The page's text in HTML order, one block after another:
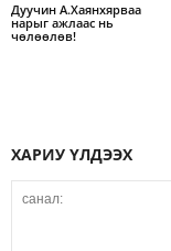
Дуучин А.Хаянхярваа
нарыг ажлаас нь
чөлөөлөв!
ХАРИУ ҮЛДЭЭХ